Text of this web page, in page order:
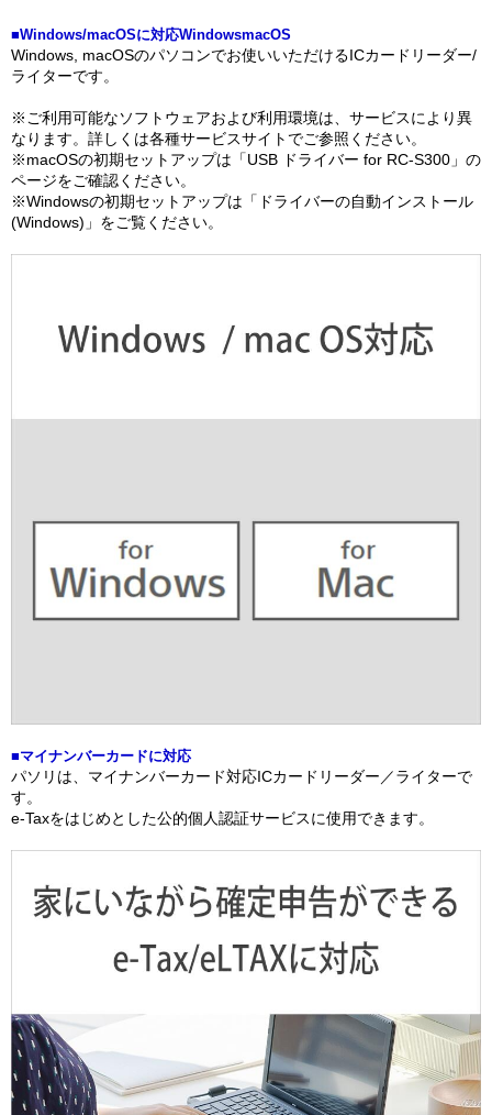
■Windows/macOSに対応WindowsmacOS
Windows, macOSのパソコンでお使いいただけるICカードリーダー/
ライターです。
※ご利用可能なソフトウェアおよび利用環境は、サービスにより異
なります。詳しくは各種サービスサイトでご参照ください。
※macOSの初期セットアップは「USB ドライバー for RC-S300」の
ページをご確認ください。
※Windowsの初期セットアップは「ドライバーの自動インストール
(Windows)」をご覧ください。
■マイナンバーカードに対応
パソリは、マイナンバーカード対応ICカードリーダー／ライターで
す。
e-Taxをはじめとした公的個人認証サービスに使用できます。